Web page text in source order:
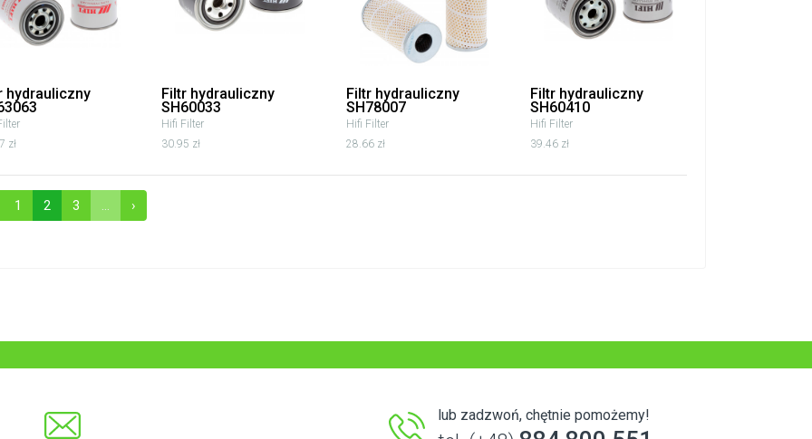
hydrauliczny
zł
Filtr hydrauliczny
SH60033
Hifi Filter
30.95 zł
Filtr hydrauliczny
SH78007
Hifi Filter
28.66 zł
Filtr hydrauliczny
SH60410
Hifi Filter
39.46 zł
1 2 3 ... ›
lub zadzwoń, chętnie pomożemy!